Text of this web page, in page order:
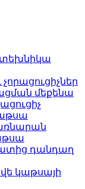
մեքենա
դանդաղ
կաթսայի